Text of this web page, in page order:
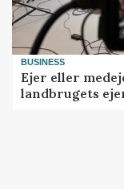
BUSINESS
Ejer eller
landbrugets